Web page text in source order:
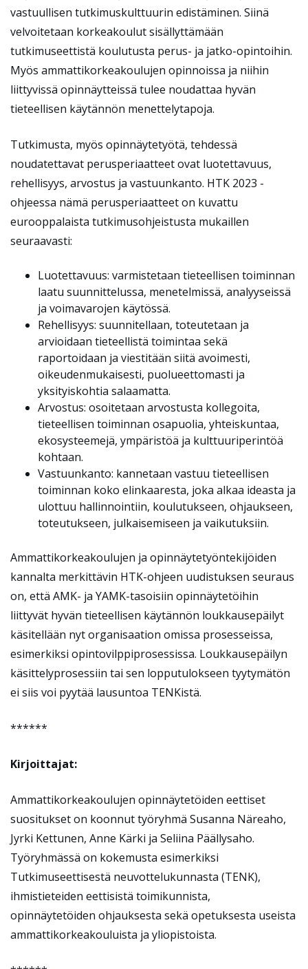
vastuullisen tutkimuskulttuurin edistäminen. Siinä
velvoitetaan korkeakoulut sisällyttämään
tutkimuseettistä koulutusta perus- ja jatko-opintoihin.
Myös ammattikorkeakoulujen opinnoissa ja niihin
liittyvissä opinnäytteissä tulee noudattaa hyvän
tieteellisen käytännön menettelytapoja.
Tutkimusta, myös opinnäytetyötä, tehdessä
noudatettavat perusperiaatteet ovat luotettavuus,
rehellisyys, arvostus ja vastuunkanto. HTK 2023 -
ohjeessa nämä perusperiaatteet on kuvattu
eurooppalaista tutkimusohjeistusta mukaillen
seuraavasti:
Luotettavuus: varmistetaan tieteellisen toiminnan
laatu suunnittelussa, menetelmissä, analyyseissä
ja voimavarojen käytössä.
Rehellisyys: suunnitellaan, toteutetaan ja
arvioidaan tieteellistä toimintaa sekä
raportoidaan ja viestitään siitä avoimesti,
oikeudenmukaisesti, puolueettomasti ja
yksityiskohtia salaamatta.
Arvostus: osoitetaan arvostusta kollegoita,
tieteellisen toiminnan osapuolia, yhteiskuntaa,
ekosysteemejä, ympäristöä ja kulttuuriperintöä
kohtaan.
Vastuunkanto: kannetaan vastuu tieteellisen
toiminnan koko elinkaaresta, joka alkaa ideasta ja
ulottuu hallinnointiin, koulutukseen, ohjaukseen,
toteutukseen, julkaisemiseen ja vaikutuksiin.
Ammattikorkeakoulujen ja opinnäytetyöntekijöiden
kannalta merkittävin HTK-ohjeen uudistuksen seuraus
on, että AMK- ja YAMK-tasoisiin opinnäytetöihin
liittyvät hyvän tieteellisen käytännön loukkausepäilyt
käsitellään nyt organisaation omissa prosesseissa,
esimerkiksi opintovilppiprosessissa. Loukkausepäilyn
käsittelyprosessiin tai sen lopputulokseen tyytymätön
ei siis voi pyytää lausuntoa TENKistä.
******
Kirjoittajat:
Ammattikorkeakoulujen opinnäytetöiden eettiset
suositukset on koonnut työryhmä Susanna Näreaho,
Jyrki Kettunen, Anne Kärki ja Seliina Päällysaho.
Työryhmässä on kokemusta esimerkiksi
Tutkimuseettisestä neuvottelukunnasta (TENK),
ihmistieteiden eettisistä toimikunnista,
opinnäytetöiden ohjauksesta sekä opetuksesta useista
ammattikorkeakouluista ja yliopistoista.